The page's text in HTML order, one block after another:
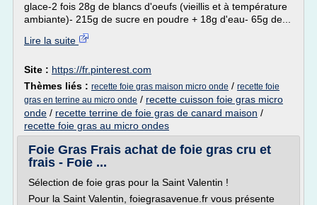
glace-2 fois 28g de blancs d'oeufs (vieillis et à température
ambiante)- 215g de sucre en poudre + 18g d'eau- 65g de...
Lire la suite
Site : https://fr.pinterest.com
Thèmes liés : recette foie gras maison micro onde / recette foie
gras en terrine au micro onde / recette cuisson foie gras micro
onde / recette terrine de foie gras de canard maison /
recette foie gras au micro ondes
Foie Gras Frais achat de foie gras cru et
frais - Foie ...
Sélection de foie gras pour la Saint Valentin !
Pour la Saint Valentin, foiegrasavenue.fr vous présente